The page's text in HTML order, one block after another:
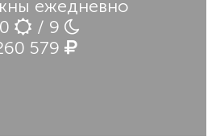
ежедневно
/ 9
579